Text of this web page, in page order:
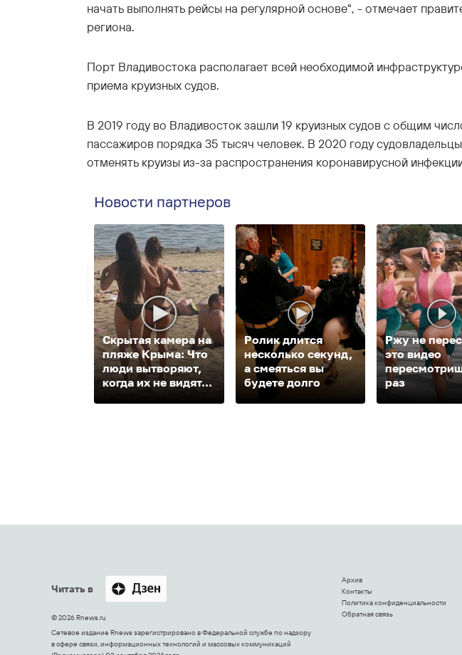
начать выполнять рейсы на регулярной основе", - отмечает
региона.
Порт Владивостока располагает всей необходимой
приема круизных судов.
В 2019 году во Владивосток зашли 19 круизных судов с общим
пассажиров порядка 35 тысяч человек. В 2020 году
отменять круизы из-за распространения коронавирусной
Новости партнеров
Скрытая камера на
пляже Крыма: Что
люди вытворяют,
когда их не видят...
Ролик длится
несколько секунд,
а смеяться вы
будете долго
Ржу не
это видео
раз
Читать в
© 2026 Rnews.ru
Сетевое издание Rnews зарегистрировано в Федеральной службе по надзору
в сфере связи, информационных технологий и массовых коммуникаций
Архив
Контакты
Политика конфиденциальности
Обратная связь